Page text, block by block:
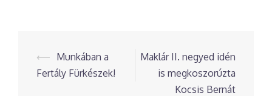
Post
navigation
⟵ Munkában a
Fertály Fürkészek!
Maklár II. negyed idén
is megkoszorúzta
Kocsis Bernát